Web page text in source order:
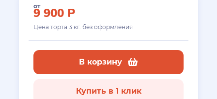
от
9 900 Р
Цена торта 3 кг. без оформления
В корзину
Купить в 1 клик